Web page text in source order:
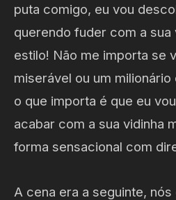
puta comigo, eu vou
querendo fuder com a sua
estilo! Não me importa se
miserável ou um
o que importa é que eu
acabar com a sua vidinha
forma sensacional com
A cena era a seguinte,